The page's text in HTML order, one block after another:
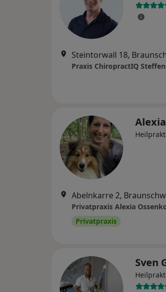
Steintorwall 18,
Praxis ChiropractIQ
Abelnkarre 2,
Privatpraxis Alexia
Privatpraxis
Sven